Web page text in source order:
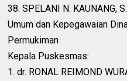
38. SPELANI N. KAUNANG,
Umum dan Kepegawaian
Permukiman
Kepala Puskesmas:
1. dr. RONAL REIMOND